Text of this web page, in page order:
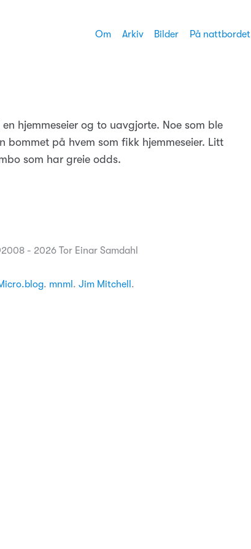
Om Arkiv Bilder På nattbordet
hjemmeseier og to uavgjorte. Noe som ble
bommet på hvem som fikk hjemmeseier. Litt
som har greie odds.
- 2026 Tor Einar Samdahl
. mnml . Jim Mitchell .